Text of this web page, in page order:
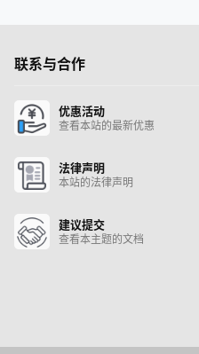
联系与合作
优惠活动
查看本站的最新优惠
法律声明
本站的法律声明
建议提交
查看本主题的文档